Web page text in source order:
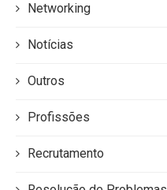
Networking
Notícias
Outros
Profissões
Recrutamento